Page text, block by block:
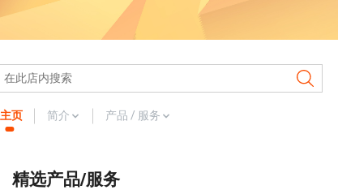
主页 简介 产品 / 服务
精选产品/服务